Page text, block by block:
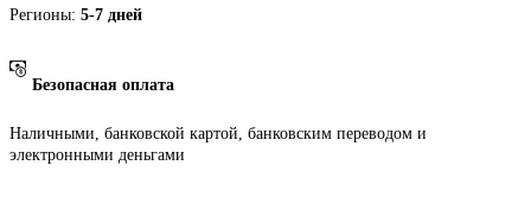
Регионы: 5-7 дней
Безопасная оплата
Наличными, банковской картой, банковским переводом и
электронными деньгами